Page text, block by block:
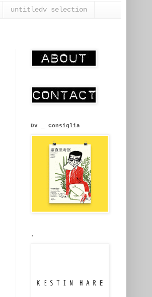
untitledv selection
DV _ Consiglia
.